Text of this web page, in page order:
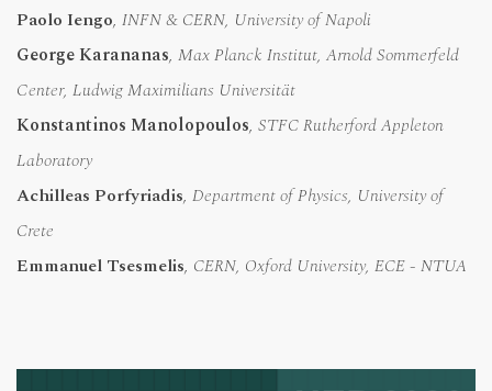
Paolo Iengo, INFN & CERN, University of Napoli
George Karananas, Max Planck Institut, Arnold Sommerfeld
Center, Ludwig Maximilians Universität
Konstantinos Manolopoulos, STFC Rutherford Appleton
Laboratory
Achilleas Porfyriadis, Department of Physics, University of
Crete
Emmanuel Tsesmelis, CERN, Oxford University, ECE - NTUA